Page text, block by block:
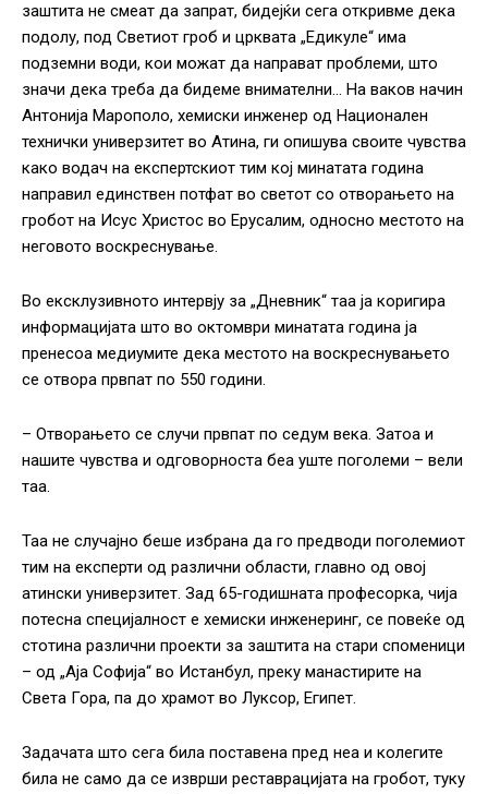
заштита не смеат да запрат, бидејќи сега откривме дека
подолу, под Светиот гроб и црквата „Едикуле“ има
подземни води, кои можат да направат проблеми, што
значи дека треба да бидеме внимателни… На ваков начин
Антонија Марополо, хемиски инженер од Национален
технички универзитет во Атина, ги опишува своите чувства
како водач на експертскиот тим кој минатата година
направил единствен потфат во светот со отворањето на
гробот на Исус Христос во Ерусалим, односно местото на
неговото воскреснување.
Во ексклузивното интервју за „Дневник“ таа ја коригира
информацијата што во октомври минатата година ја
пренесоа медиумите дека местото на воскреснувањето
се отвора првпат по 550 години.
– Отворањето се случи првпат по седум века. Затоа и
нашите чувства и одговорноста беа уште поголеми – вели
таа.
Таа не случајно беше избрана да го предводи поголемиот
тим на експерти од различни области, главно од овој
атински универзитет. Зад 65-годишната професорка, чија
потесна специјалност е хемиски инженеринг, се повеќе од
стотина различни проекти за заштита на стари споменици
– од „Аја Софија“ во Истанбул, преку манастирите на
Света Гора, па до храмот во Луксор, Египет.
Задачата што сега била поставена пред неа и колегите
била не само да се изврши реставрацијата на гробот, туку